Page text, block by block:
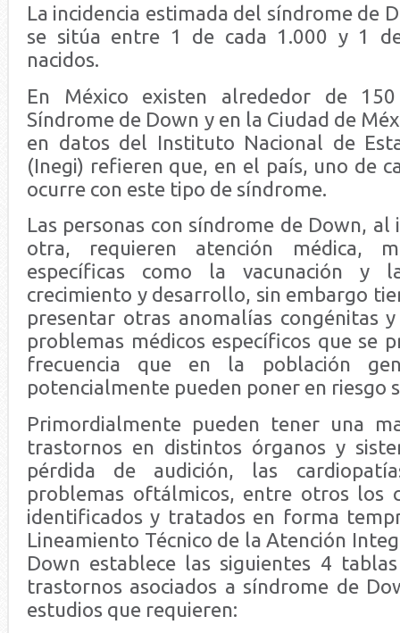
La incidencia estimada del síndrome de
se sitúa entre 1 de cada 1.000 y 1
nacidos.
En México existen alrededor de
Síndrome de Down y en la Ciudad de
en datos del Instituto Nacional de
(Inegi) refieren que, en el país, uno de
ocurre con este tipo de síndrome.
Las personas con síndrome de Down,
otra, requieren atención médica,
específicas como la vacunación y
crecimiento y desarrollo, sin embargo
presentar otras anomalías congénitas
problemas médicos específicos que se
frecuencia que en la población
potencialmente pueden poner en riesgo
Primordialmente pueden tener una
trastornos en distintos órganos y
pérdida de audición, las
problemas oftálmicos, entre otros los
identificados y tratados en forma
Lineamiento Técnico de la Atención
Down establece las siguientes 4
trastornos asociados a síndrome de
estudios que requieren: